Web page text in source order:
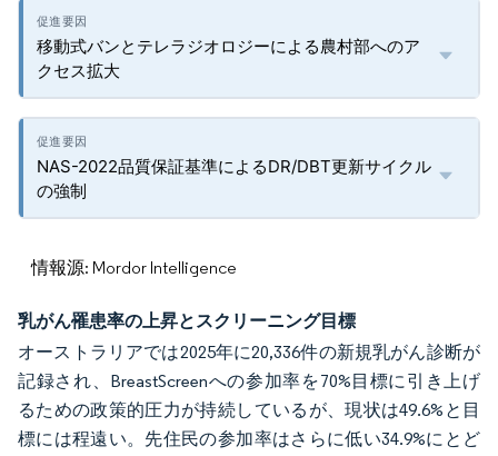
移動式バンとテレラジオロジーによる農村部へのア
クセス拡大
NAS-2022品質保証基準によるDR/DBT更新サイクル
の強制
情報源: Mordor Intelligence
乳がん罹患率の上昇とスクリーニング目標
オーストラリアでは2025年に20,336件の新規乳がん診断が
記録され、BreastScreenへの参加率を70%目標に引き上げ
るための政策的圧力が持続しているが、現状は49.6%と目
標には程遠い。先住民の参加率はさらに低い34.9%にとど